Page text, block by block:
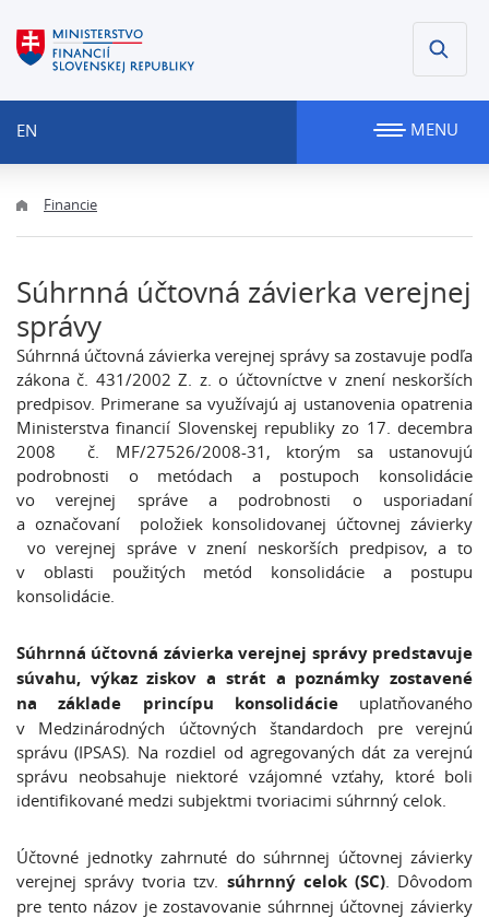
EN MENU
Financie
Súhrnná účtovná závierka verejnej
správy
Súhrnná účtovná závierka verejnej správy sa zostavuje podľa
zákona č. 431/2002 Z. z. o účtovníctve v znení neskorších
predpisov. Primerane sa využívajú aj ustanovenia opatrenia
Ministerstva financií Slovenskej republiky zo 17. decembra
2008 č. MF/27526/2008-31, ktorým sa ustanovujú
podrobnosti o metódach a postupoch konsolidácie
vo verejnej správe a podrobnosti o usporiadaní
a označovaní položiek konsolidovanej účtovnej závierky
vo verejnej správe v znení neskorších predpisov, a to
v oblasti použitých metód konsolidácie a postupu
konsolidácie.
Súhrnná účtovná závierka verejnej správy predstavuje
súvahu, výkaz ziskov a strát a poznámky zostavené
na základe princípu konsolidácieuplatňovaného
v Medzinárodných účtovných štandardoch pre verejnú
správu (IPSAS). Na rozdiel od agregovaných dát za verejnú
správu neobsahuje niektoré vzájomné vzťahy, ktoré boli
identifikované medzi subjektmi tvoriacimi súhrnný celok.
Účtovné jednotky zahrnuté do súhrnnej účtovnej závierky
verejnej správy tvoria tzv. súhrnný celok (SC). Dôvodom
pre tento názov je zostavovanie súhrnnej účtovnej závierky